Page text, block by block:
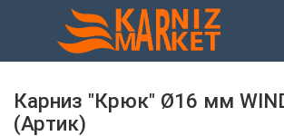
Карниз "Крюк" Ø16 мм
(Артик)